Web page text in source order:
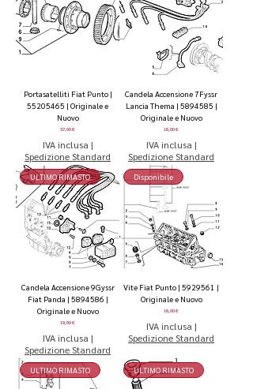
Portasatelliti Fiat Punto |
55205465 | Originale e
Nuovo
Prezzo
37,00 €
IVA inclusa |
Spedizione Standard
Candela Accensione 7Fyssr
Lancia Thema | 5894585 |
Originale e Nuovo
Prezzo
16,00 €
IVA inclusa |
Spedizione Standard
ULTIMO RIMASTO
Candela Accensione 9Gyssr
Fiat Panda | 5894586 |
Originale e Nuovo
Prezzo
19,00 €
IVA inclusa |
Spedizione Standard
Disponibile
Vite Fiat Punto | 5929561 |
Originale e Nuovo
Prezzo
16,00 €
IVA inclusa |
Spedizione Standard
ULTIMO RIMASTO ULTIMO RIMASTO